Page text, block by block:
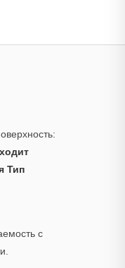
Тип
с